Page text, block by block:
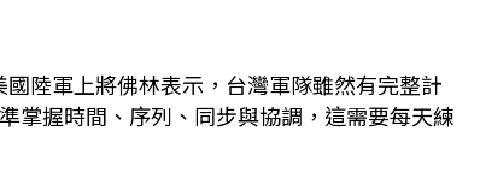
陸軍上將佛林表示，台灣軍隊雖然有完整計
掌握時間、序列、同步與協調，這需要每天練